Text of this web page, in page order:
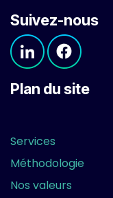
Suivez-nous
Plan du site
Services
Méthodologie
Nos valeurs